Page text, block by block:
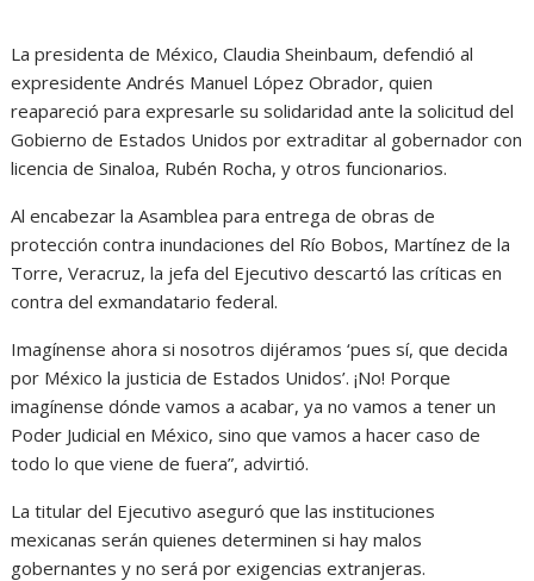
La presidenta de México, Claudia Sheinbaum, defendió al
expresidente Andrés Manuel López Obrador, quien
reapareció para expresarle su solidaridad ante la solicitud del
Gobierno de Estados Unidos por extraditar al gobernador con
licencia de Sinaloa, Rubén Rocha, y otros funcionarios.
Al encabezar la Asamblea para entrega de obras de
protección contra inundaciones del Río Bobos, Martínez de la
Torre, Veracruz, la jefa del Ejecutivo descartó las críticas en
contra del exmandatario federal.
Imagínense ahora si nosotros dijéramos ‘pues sí, que decida
por México la justicia de Estados Unidos’. ¡No! Porque
imagínense dónde vamos a acabar, ya no vamos a tener un
Poder Judicial en México, sino que vamos a hacer caso de
todo lo que viene de fuera”, advirtió.
La titular del Ejecutivo aseguró que las instituciones
mexicanas serán quienes determinen si hay malos
gobernantes y no será por exigencias extranjeras.